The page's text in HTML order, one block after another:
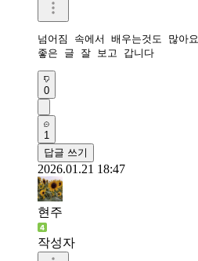
넘어짐 속에서 배우는것도 많아요
좋은 글 잘 보고 갑니다
0
1
답글 쓰기
2026.01.21 18:47
현주
작성자